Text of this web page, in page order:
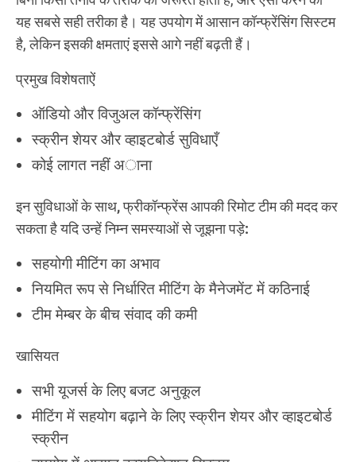
यह सबसे सही तरीका है। यह उपयोग में आसान कॉन्फ्रेंसिंग सिस्टम
है, लेकिन इसकी क्षमताएं इससे आगे नहीं बढ़ती हैं।
प्रमुख विशेषताऐं
ऑडियो और विजुअल कॉन्फ्रेंसिंग
स्क्रीन शेयर और व्हाइटबोर्ड सुविधाएँ
कोई लागत नहीं अाना
इन सुविधाओं के साथ, फ्रीकॉन्फ्रेंस आपकी रिमोट टीम की मदद कर
सकता है यदि उन्हें निम्न समस्याओं से जूझना पड़े:
सहयोगी मीटिंग का अभाव
नियमित रूप से निर्धारित मीटिंग के मैनेजमेंट में कठिनाई
टीम मेम्बर के बीच संवाद की कमी
खासियत
सभी यूजर्स के लिए बजट अनुकूल
मीटिंग में सहयोग बढ़ाने के लिए स्क्रीन शेयर और व्हाइटबोर्ड
स्क्रीन